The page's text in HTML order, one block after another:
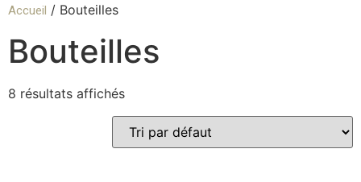
Accueil / Bouteilles
Bouteilles
8 résultats affichés